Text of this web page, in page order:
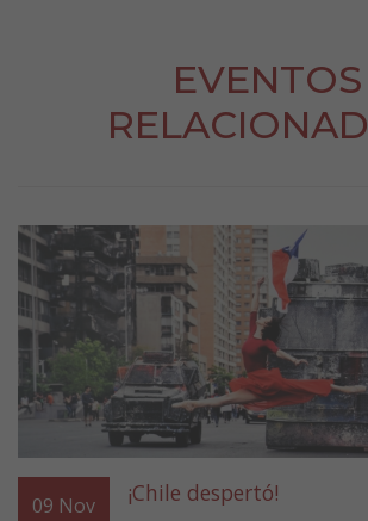
EVENTOS
09 Nov ¡Chile despertó!